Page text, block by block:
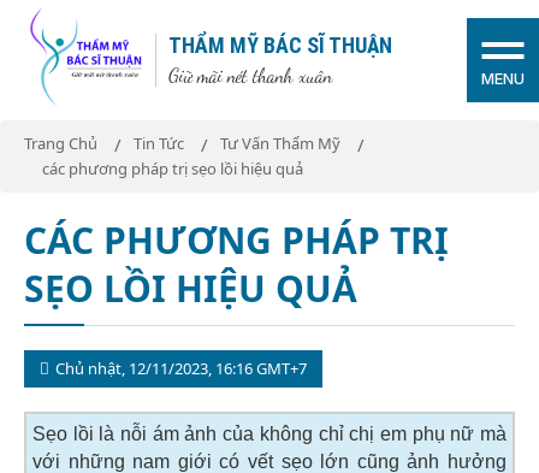
THẨM MỸ BÁC SĨ THUẬN
Giữ mãi nét thanh xuân MENU
Trang Chủ Tin Tức
Tư Vấn Thẩm Mỹ
các phương pháp trị sẹo lồi hiệu quả
CÁC PHƯƠNG PHÁP TRỊ
SẸO LỒI HIỆU QUẢ
Chủ nhật, 12/11/2023, 16:16 GMT+7
Sẹo lồi là nỗi ám ảnh của không chỉ chị em phụ nữ mà
với những nam giới có vết sẹo lớn cũng ảnh hưởng